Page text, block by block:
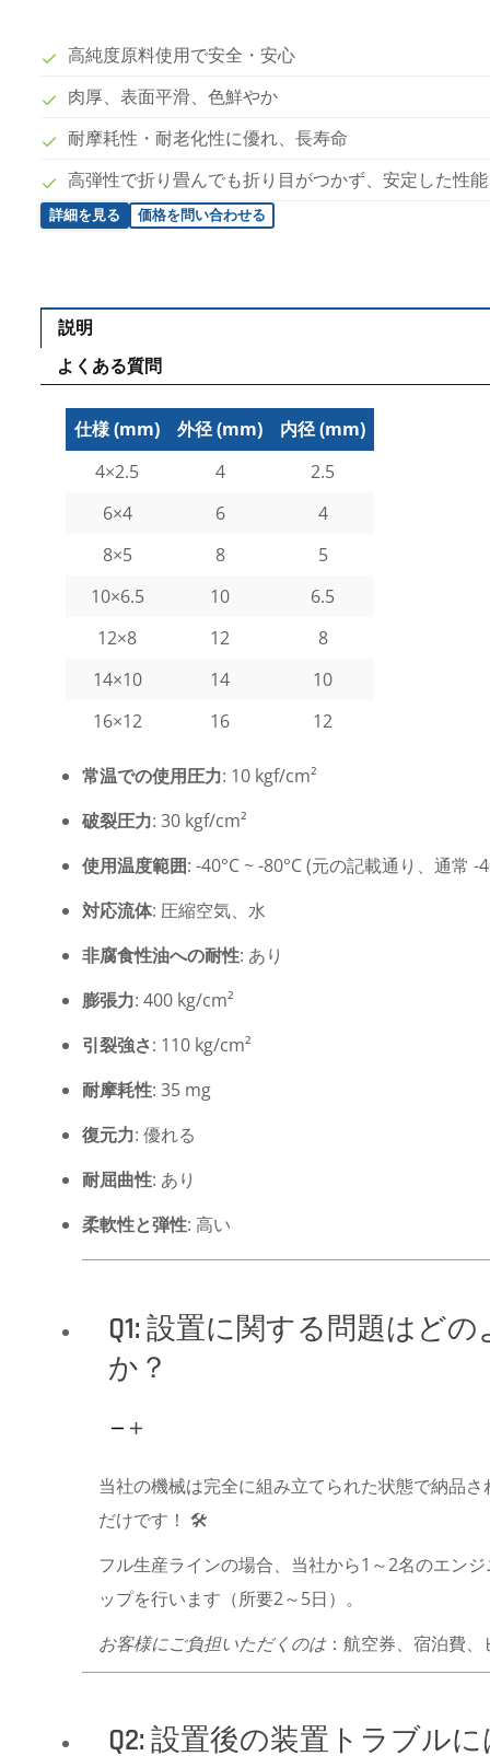
高純度原料使用で安全・安心
肉厚、表面平滑、色鮮やか
耐摩耗性・耐老化性に優れ、長寿命
高弾性で折り畳んでも折り目がつかず、安定した性能
詳細を見る 価格を問い合わせる
説明
よくある質問
仕様 (mm) 外径 (mm)
内径 (mm)
4×2.5
4
2.5
6×4
6
4
8×5
8
5
10×6.5
10
6.5
12×8
12
8
14×10
14
10
16×12
16 12
常温での使用圧力: 10 kgf/cm²
破裂圧力: 30 kgf/cm²
使用温度範囲: -40°C ~ -80°C (元の記載通り、通常 -
対応流体: 圧縮空気、水
非腐食性油への耐性: あり
膨張力: 400 kg/cm²
引裂強さ: 110 kg/cm²
耐摩耗性: 35 mg
復元力: 優れる
耐屈曲性: あり
柔軟性と弾性: 高い
Q1: 設置に関する問題はど
か？
当社の機械は完全に組み立てられた状態で納品
だけです！ 🛠️
フル生産ラインの場合、当社から1～2名のエン
ップを行います（所要2～5日）。
お客様にご負担いただくのは：航空券、宿泊費
Q2: 設置後の装置トラブル